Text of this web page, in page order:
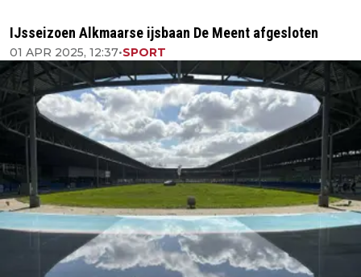
IJsseizoen Alkmaarse ijsbaan De Meent afgesloten
01 APR 2025, 12:37•SPORT